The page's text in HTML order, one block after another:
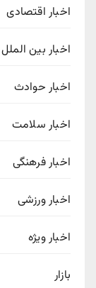
اخبار اقتصادی
اخبار بین الملل
اخبار حوادث
اخبار سلامت
اخبار فرهنگی
اخبار ورزشی
اخبار ویژه
بازار